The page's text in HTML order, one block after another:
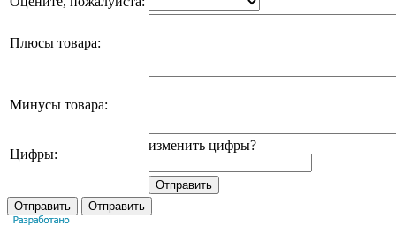
Плюсы товара:
Минусы товара:
Цифры:
изменить цифры?